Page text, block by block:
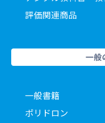
評価関連商品
一般
一般書籍
ポリドロン